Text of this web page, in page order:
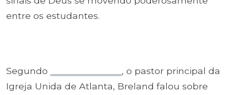
entre os estudantes.
Segundo
, o pastor principal da
Igreja Unida de Atlanta, Breland falou sobre